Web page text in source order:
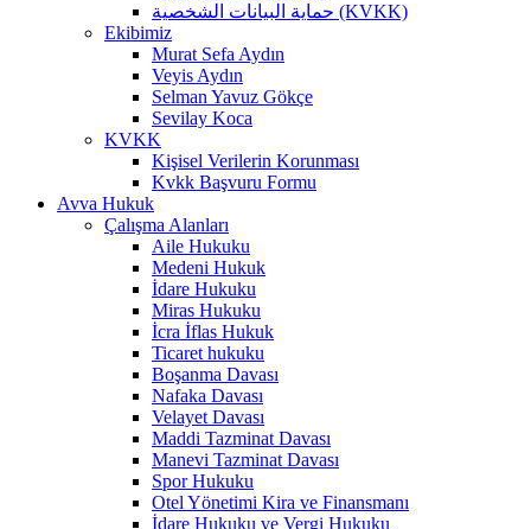
حماية البيانات الشخصية (KVKK)
Ekibimiz
Murat Sefa Aydın
Veyis Aydın
Selman Yavuz Gökçe
Sevilay Koca
KVKK
Kişisel Verilerin Korunması
Kvkk Başvuru Formu
Avva Hukuk
Çalışma Alanları
Aile Hukuku
Medeni Hukuk
İdare Hukuku
Miras Hukuku
İcra İflas Hukuk
Ticaret hukuku
Boşanma Davası
Nafaka Davası
Velayet Davası
Maddi Tazminat Davası
Manevi Tazminat Davası
Spor Hukuku
Otel Yönetimi Kira ve Finansmanı
İdare Hukuku ve Vergi Hukuku